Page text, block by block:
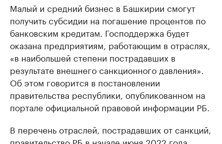
Малый и средний бизнес в Башкирии смогут
получить субсидии на погашение процентов по
банковским кредитам. Господдержка будет
оказана предприятиям, работающим в отраслях,
«в наибольшей степени пострадавших в
результате внешнего санкционного давления».
Об этом говорится в постановлении
правительства республики, опубликованном на
портале официальной правовой информации РБ.
В перечень отраслей, пострадавших от санкций,
правительство РБ в начале июня 2022 года